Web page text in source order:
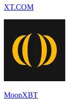
XT.COM
MoonXBT